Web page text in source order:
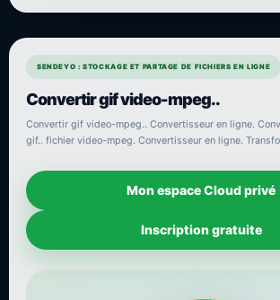
SENDEYO : STOCKAGE ET PARTAGE DE FICHIERS EN LIGNE
Convertir gif video-mpeg..
Convertir gif video-mpeg.. Convertisseur en ligne.
gif.. fichier video-mpeg. Convertisseur en ligne.
Mon espace Cloud privé
Inscription gratuite